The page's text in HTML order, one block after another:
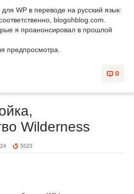
WP в переводе на русский язык:
blogohblog.com.
я проанонсировал в прошлой
предпросмотра.
0
Wilderness
5523